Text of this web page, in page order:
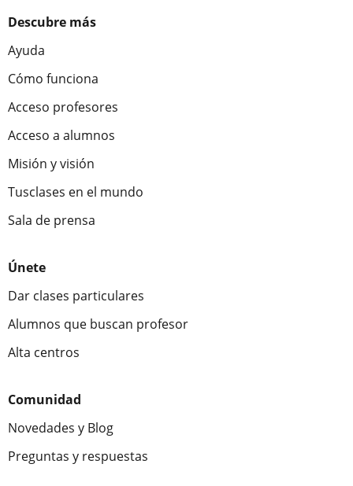
Descubre más
Ayuda
Cómo funciona
Acceso profesores
Acceso a alumnos
Misión y visión
Tusclases en el mundo
Sala de prensa
Únete
Dar clases particulares
Alumnos que buscan profesor
Alta centros
Comunidad
Novedades y Blog
Preguntas y respuestas